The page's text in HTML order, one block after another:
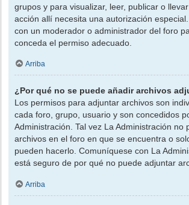
grupos y para visualizar, leer, publicar o
acción allí necesita una autorización
con un moderador o administrador del foro
conceda el permiso adecuado.
Arriba
¿Por qué no se puede añadir archivos
Los permisos para adjuntar archivos son
cada foro, grupo, usuario y son concedidos
Administración. Tal vez La Administración no
archivos en el foro en que se encuentra o
pueden hacerlo. Comuníquese con La
está seguro de por qué no puede adjuntar
Arriba